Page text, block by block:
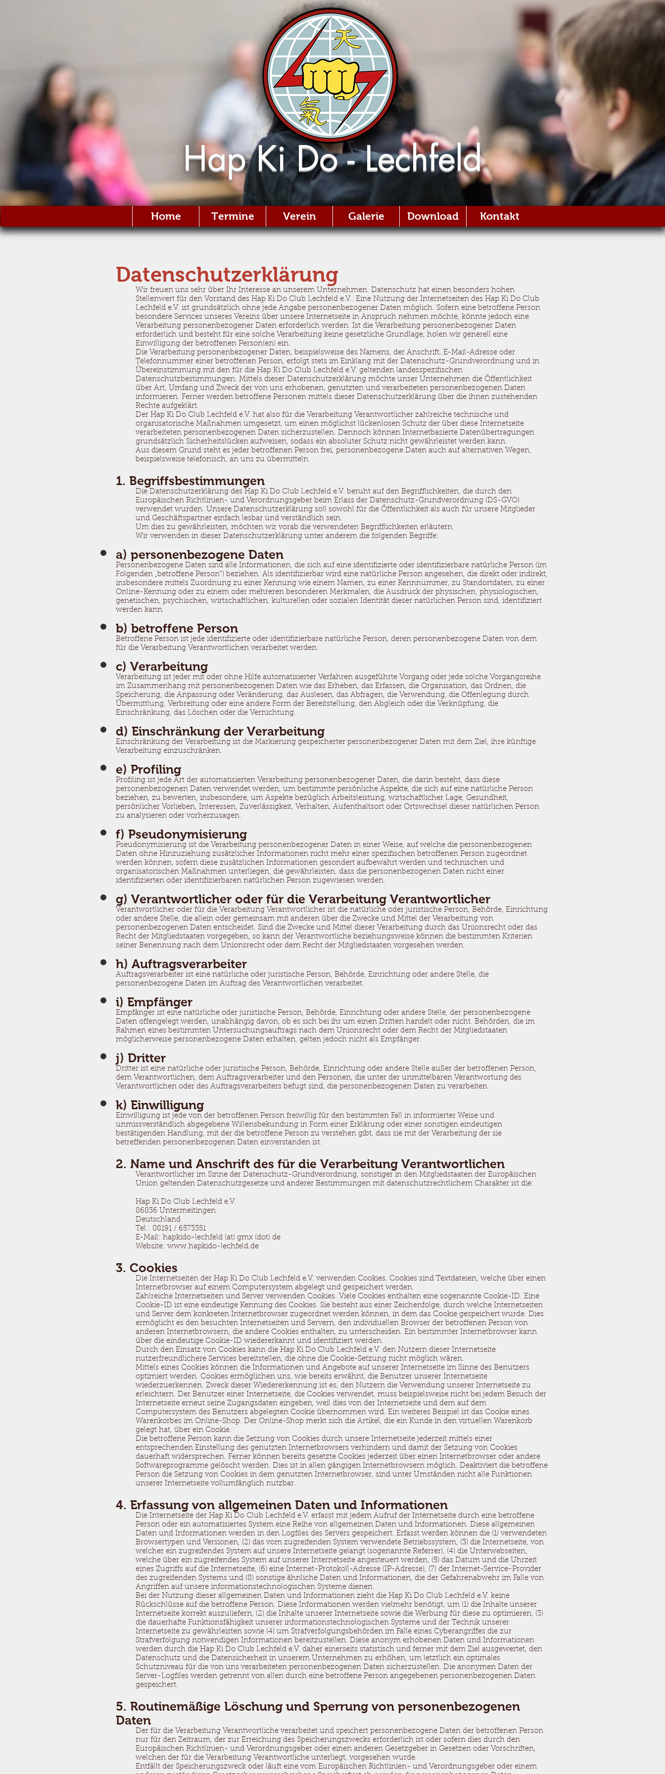
Hap Ki Do - Lechfeld
Home Termine Verein Galerie Download Kontakt
Datenschutzerklärung
Wir freuen uns sehr über Ihr Interesse an unserem Unternehmen. Datenschutz hat einen besonders hohen
Stellenwert für den Vorstand des Hap Ki Do Club Lechfeld e.V.. Eine Nutzung der Internetseiten des Hap Ki Do Club
Lechfeld e.V. ist grundsätzlich ohne jede Angabe personenbezogener Daten möglich. Sofern eine betroffene Person
besondere Services unseres Vereins über unsere Internetseite in Anspruch nehmen möchte, könnte jedoch eine
Verarbeitung personenbezogener Daten erforderlich werden. Ist die Verarbeitung personenbezogener Daten
erforderlich und besteht für eine solche Verarbeitung keine gesetzliche Grundlage, holen wir generell eine
Einwilligung der betroffenen Person(en) ein.
Die Verarbeitung personenbezogener Daten, beispielsweise des Namens, der Anschrift, E-Mail-Adresse oder
Telefonnummer einer betroffenen Person, erfolgt stets im Einklang mit der Datenschutz-Grundverordnung und in
Übereinstimmung mit den für die Hap Ki Do Club Lechfeld e.V. geltenden landesspezifischen
Datenschutzbestimmungen. Mittels dieser Datenschutzerklärung möchte unser Unternehmen die Öffentlichkeit
über Art, Umfang und Zweck der von uns erhobenen, genutzten und verarbeiteten personenbezogenen Daten
informieren. Ferner werden betroffene Personen mittels dieser Datenschutzerklärung über die ihnen zustehenden
Rechte aufgeklärt.
Der Hap Ki Do Club Lechfeld e.V. hat also für die Verarbeitung Verantwortlicher zahlreiche technische und
organisatorische Maßnahmen umgesetzt, um einen möglichst lückenlosen Schutz der über diese Internetseite
verarbeiteten personenbezogenen Daten sicherzustellen. Dennoch können Internetbasierte Datenübertragungen
grundsätzlich Sicherheitslücken aufweisen, sodass ein absoluter Schutz nicht gewährleistet werden kann.
Aus diesem Grund steht es jeder betroffenen Person frei, personenbezogene Daten auch auf alternativen Wegen,
beispielsweise telefonisch, an uns zu übermitteln.
1. Begriffsbestimmungen
Die Datenschutzerklärung des Hap Ki Do Club Lechfeld e.V. beruht auf den Begrifflichkeiten, die durch den
Europäischen Richtlinien- und Verordnungsgeber beim Erlass der Datenschutz-Grundverordnung (DS-GVO)
verwendet wurden. Unsere Datenschutzerklärung soll sowohl für die Öffentlichkeit als auch für unsere Mitglieder
und Geschäftspartner einfach lesbar und verständlich sein.
Um dies zu gewährleisten, möchten wir vorab die verwendeten Begrifflichkeiten erläutern.
Wir verwenden in dieser Datenschutzerklärung unter anderem die folgenden Begriffe:
a) personenbezogene Daten
Personenbezogene Daten sind alle Informationen, die sich auf eine identifizierte oder identifizierbare natürliche Person (im
Folgenden „betroffene Person“) beziehen. Als identifizierbar wird eine natürliche Person angesehen, die direkt oder indirekt,
insbesondere mittels Zuordnung zu einer Kennung wie einem Namen, zu einer Kennnummer, zu Standortdaten, zu einer
Online-Kennung oder zu einem oder mehreren besonderen Merkmalen, die Ausdruck der physischen, physiologischen,
genetischen, psychischen, wirtschaftlichen, kulturellen oder sozialen Identität dieser natürlichen Person sind, identifiziert
werden kann.
b) betroffene Person
Betroffene Person ist jede identifizierte oder identifizierbare natürliche Person, deren personenbezogene Daten von dem
für die Verarbeitung Verantwortlichen verarbeitet werden.
c) Verarbeitung
Verarbeitung ist jeder mit oder ohne Hilfe automatisierter Verfahren ausgeführte Vorgang oder jede solche Vorgangsreihe
im Zusammenhang mit personenbezogenen Daten wie das Erheben, das Erfassen, die Organisation, das Ordnen, die
Speicherung, die Anpassung oder Veränderung, das Auslesen, das Abfragen, die Verwendung, die Offenlegung durch
Übermittlung, Verbreitung oder eine andere Form der Bereitstellung, den Abgleich oder die Verknüpfung, die
Einschränkung, das Löschen oder die Vernichtung.
d) Einschränkung der Verarbeitung
Einschränkung der Verarbeitung ist die Markierung gespeicherter personenbezogener Daten mit dem Ziel, ihre künftige
Verarbeitung einzuschränken.
e) Profiling
Profiling ist jede Art der automatisierten Verarbeitung personenbezogener Daten, die darin besteht, dass diese
personenbezogenen Daten verwendet werden, um bestimmte persönliche Aspekte, die sich auf eine natürliche Person
beziehen, zu bewerten, insbesondere, um Aspekte bezüglich Arbeitsleistung, wirtschaftlicher Lage, Gesundheit,
persönlicher Vorlieben, Interessen, Zuverlässigkeit, Verhalten, Aufenthaltsort oder Ortswechsel dieser natürlichen Person
zu analysieren oder vorherzusagen.
f) Pseudonymisierung
Pseudonymisierung ist die Verarbeitung personenbezogener Daten in einer Weise, auf welche die personenbezogenen
Daten ohne Hinzuziehung zusätzlicher Informationen nicht mehr einer spezifischen betroffenen Person zugeordnet
werden können, sofern diese zusätzlichen Informationen gesondert aufbewahrt werden und technischen und
organisatorischen Maßnahmen unterliegen, die gewährleisten, dass die personenbezogenen Daten nicht einer
identifizierten oder identifizierbaren natürlichen Person zugewiesen werden.
g) Verantwortlicher oder für die Verarbeitung Verantwortlicher
Verantwortlicher oder für die Verarbeitung Verantwortlicher ist die natürliche oder juristische Person, Behörde, Einrichtung
oder andere Stelle, die allein oder gemeinsam mit anderen über die Zwecke und Mittel der Verarbeitung von
personenbezogenen Daten entscheidet. Sind die Zwecke und Mittel dieser Verarbeitung durch das Unionsrecht oder das
Recht der Mitgliedstaaten vorgegeben, so kann der Verantwortliche beziehungsweise können die bestimmten Kriterien
seiner Benennung nach dem Unionsrecht oder dem Recht der Mitgliedstaaten vorgesehen werden.
h) Auftragsverarbeiter
Auftragsverarbeiter ist eine natürliche oder juristische Person, Behörde, Einrichtung oder andere Stelle, die
personenbezogene Daten im Auftrag des Verantwortlichen verarbeitet.
i) Empfänger
Empfänger ist eine natürliche oder juristische Person, Behörde, Einrichtung oder andere Stelle, der personenbezogene
Daten offengelegt werden, unabhängig davon, ob es sich bei ihr um einen Dritten handelt oder nicht. Behörden, die im
Rahmen eines bestimmten Untersuchungsauftrags nach dem Unionsrecht oder dem Recht der Mitgliedstaaten
möglicherweise personenbezogene Daten erhalten, gelten jedoch nicht als Empfänger.
j) Dritter
Dritter ist eine natürliche oder juristische Person, Behörde, Einrichtung oder andere Stelle außer der betroffenen Person,
dem Verantwortlichen, dem Auftragsverarbeiter und den Personen, die unter der unmittelbaren Verantwortung des
Verantwortlichen oder des Auftragsverarbeiters befugt sind, die personenbezogenen Daten zu verarbeiten.
k) Einwilligung
Einwilligung ist jede von der betroffenen Person freiwillig für den bestimmten Fall in informierter Weise und
unmissverständlich abgegebene Willensbekundung in Form einer Erklärung oder einer sonstigen eindeutigen
bestätigenden Handlung, mit der die betroffene Person zu verstehen gibt, dass sie mit der Verarbeitung der sie
betreffenden personenbezogenen Daten einverstanden ist.
2. Name und Anschrift des für die Verarbeitung Verantwortlichen
Verantwortlicher im Sinne der Datenschutz-Grundverordnung, sonstiger in den Mitgliedstaaten der Europäischen
Union geltenden Datenschutzgesetze und anderer Bestimmungen mit datenschutzrechtlichem Charakter ist die:
Hap Ki Do Club Lechfeld e.V.
86836 Untermeitingen
Deutschland
Tel.: 08191 / 6573351
E-Mail: hapkido-lechfeld (at) gmx (dot) de
Website: www.hapkido-lechfeld.de
3. Cookies
Die Internetseiten der Hap Ki Do Club Lechfeld e.V. verwenden Cookies. Cookies sind Textdateien, welche über einen
Internetbrowser auf einem Computersystem abgelegt und gespeichert werden.
Zahlreiche Internetseiten und Server verwenden Cookies. Viele Cookies enthalten eine sogenannte Cookie-ID. Eine
Cookie-ID ist eine eindeutige Kennung des Cookies. Sie besteht aus einer Zeichenfolge, durch welche Internetseiten
und Server dem konkreten Internetbrowser zugeordnet werden können, in dem das Cookie gespeichert wurde. Dies
ermöglicht es den besuchten Internetseiten und Servern, den individuellen Browser der betroffenen Person von
anderen Internetbrowsern, die andere Cookies enthalten, zu unterscheiden. Ein bestimmter Internetbrowser kann
über die eindeutige Cookie-ID wiedererkannt und identifiziert werden.
Durch den Einsatz von Cookies kann die Hap Ki Do Club Lechfeld e.V. den Nutzern dieser Internetseite
nutzerfreundlichere Services bereitstellen, die ohne die Cookie-Setzung nicht möglich wären.
Mittels eines Cookies können die Informationen und Angebote auf unserer Internetseite im Sinne des Benutzers
optimiert werden. Cookies ermöglichen uns, wie bereits erwähnt, die Benutzer unserer Internetseite
wiederzuerkennen. Zweck dieser Wiedererkennung ist es, den Nutzern die Verwendung unserer Internetseite zu
erleichtern. Der Benutzer einer Internetseite, die Cookies verwendet, muss beispielsweise nicht bei jedem Besuch der
Internetseite erneut seine Zugangsdaten eingeben, weil dies von der Internetseite und dem auf dem
Computersystem des Benutzers abgelegten Cookie übernommen wird. Ein weiteres Beispiel ist das Cookie eines
Warenkorbes im Online-Shop. Der Online-Shop merkt sich die Artikel, die ein Kunde in den virtuellen Warenkorb
gelegt hat, über ein Cookie.
Die betroffene Person kann die Setzung von Cookies durch unsere Internetseite jederzeit mittels einer
entsprechenden Einstellung des genutzten Internetbrowsers verhindern und damit der Setzung von Cookies
dauerhaft widersprechen. Ferner können bereits gesetzte Cookies jederzeit über einen Internetbrowser oder andere
Softwareprogramme gelöscht werden. Dies ist in allen gängigen Internetbrowsern möglich. Deaktiviert die betroffene
Person die Setzung von Cookies in dem genutzten Internetbrowser, sind unter Umständen nicht alle Funktionen
unserer Internetseite vollumfänglich nutzbar.
4. Erfassung von allgemeinen Daten und Informationen
Die Internetseite der Hap Ki Do Club Lechfeld e.V. erfasst mit jedem Aufruf der Internetseite durch eine betroffene
Person oder ein automatisiertes System eine Reihe von allgemeinen Daten und Informationen. Diese allgemeinen
Daten und Informationen werden in den Logfiles des Servers gespeichert. Erfasst werden können die (1) verwendeten
Browsertypen und Versionen, (2) das vom zugreifenden System verwendete Betriebssystem, (3) die Internetseite, von
welcher ein zugreifendes System auf unsere Internetseite gelangt (sogenannte Referrer), (4) die Unterwebseiten,
welche über ein zugreifendes System auf unserer Internetseite angesteuert werden, (5) das Datum und die Uhrzeit
eines Zugriffs auf die Internetseite, (6) eine Internet-Protokoll-Adresse (IP-Adresse), (7) der Internet-Service-Provider
des zugreifenden Systems und (8) sonstige ähnliche Daten und Informationen, die der Gefahrenabwehr im Falle von
Angriffen auf unsere informationstechnologischen Systeme dienen.
Bei der Nutzung dieser allgemeinen Daten und Informationen zieht die Hap Ki Do Club Lechfeld e.V. keine
Rückschlüsse auf die betroffene Person. Diese Informationen werden vielmehr benötigt, um (1) die Inhalte unserer
Internetseite korrekt auszuliefern, (2) die Inhalte unserer Internetseite sowie die Werbung für diese zu optimieren, (3)
die dauerhafte Funktionsfähigkeit unserer informationstechnologischen Systeme und der Technik unserer
Internetseite zu gewährleisten sowie (4) um Strafverfolgungsbehörden im Falle eines Cyberangriffes die zur
Strafverfolgung notwendigen Informationen bereitzustellen. Diese anonym erhobenen Daten und Informationen
werden durch die Hap Ki Do Club Lechfeld e.V. daher einerseits statistisch und ferner mit dem Ziel ausgewertet, den
Datenschutz und die Datensicherheit in unserem Unternehmen zu erhöhen, um letztlich ein optimales
Schutzniveau für die von uns verarbeiteten personenbezogenen Daten sicherzustellen. Die anonymen Daten der
Server-Logfiles werden getrennt von allen durch eine betroffene Person angegebenen personenbezogenen Daten
gespeichert.
5. Routinemäßige Löschung und Sperrung von personenbezogenen
Daten
Der für die Verarbeitung Verantwortliche verarbeitet und speichert personenbezogene Daten der betroffenen Person
nur für den Zeitraum, der zur Erreichung des Speicherungszwecks erforderlich ist oder sofern dies durch den
Europäischen Richtlinien- und Verordnungsgeber oder einen anderen Gesetzgeber in Gesetzen oder Vorschriften,
welchen der für die Verarbeitung Verantwortliche unterliegt, vorgesehen wurde.
Entfällt der Speicherungszweck oder läuft eine vom Europäischen Richtlinien- und Verordnungsgeber oder einem